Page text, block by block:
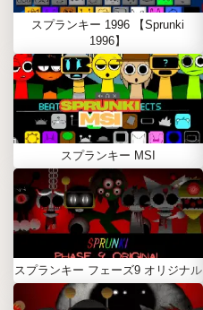
スプランキー 1996 【Sprunki
1996】
スプランキー MSI
スプランキー フェーズ9 オリジナル